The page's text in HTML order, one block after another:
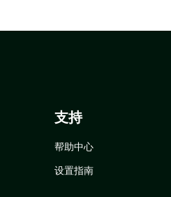
支持
帮助中心
设置指南